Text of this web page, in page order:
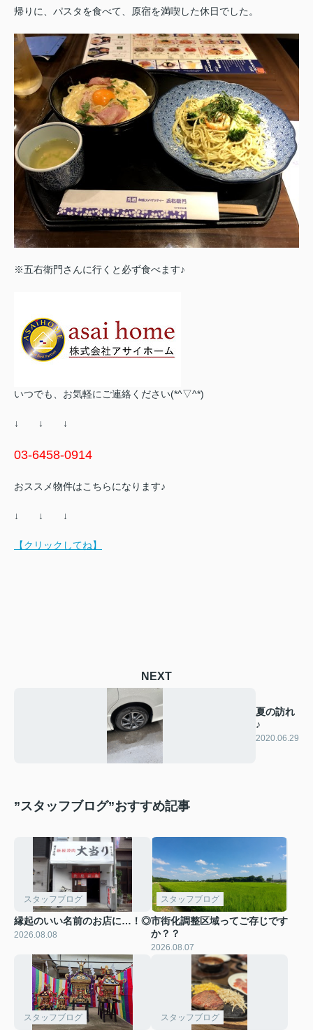
帰りに、パスタを食べて、原宿を満喫した休日でした。
※五右衛門さんに行くと必ず食べます♪
いつでも、お気軽にご連絡ください(*^▽^*)
↓ ↓ ↓
03-6458-0914
おススメ物件はこちらになります♪
↓ ↓ ↓
【クリックしてね】
NEXT
夏の訪れ
♪
2020.06.29
”スタッフブログ”おすすめ記事
スタッフブログ
縁起のいい名前のお店に…！◎
2026.08.08
スタッフブログ
市街化調整区域ってご存じです
か？？
2026.08.07
スタッフブログ スタッフブログ